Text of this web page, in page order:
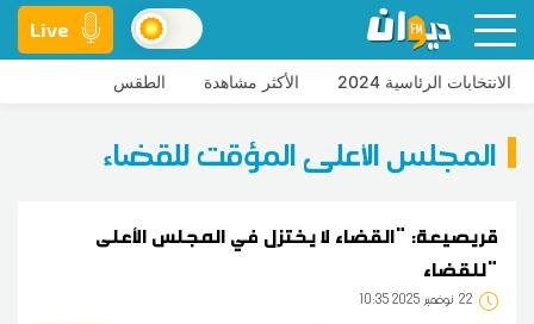
Live
الانتخابات الرئاسية 2024 الأكثر مشاهدة الطقس
المجلس الأعلى المؤقت للقضاء
قريصيعة: "القضاء لا يختزل في المجلس الأعلى
للقضاء"
22 10:35 2025 نوفمبر